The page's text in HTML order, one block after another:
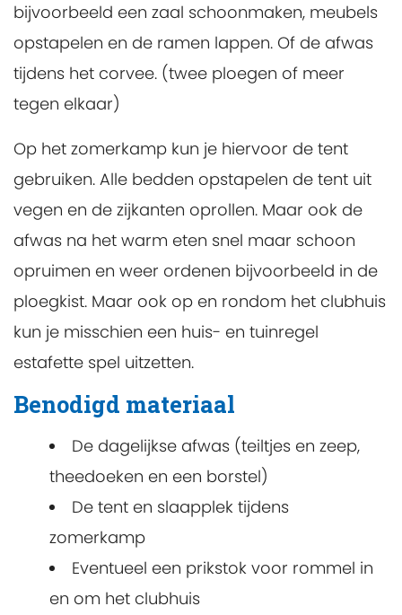
bijvoorbeeld een zaal schoonmaken, meubels
opstapelen en de ramen lappen. Of de afwas
tijdens het corvee. (twee ploegen of meer
tegen elkaar)
Op het zomerkamp kun je hiervoor de tent
gebruiken. Alle bedden opstapelen de tent uit
vegen en de zijkanten oprollen. Maar ook de
afwas na het warm eten snel maar schoon
opruimen en weer ordenen bijvoorbeeld in de
ploegkist. Maar ook op en rondom het clubhuis
kun je misschien een huis- en tuinregel
estafette spel uitzetten.
Benodigd materiaal
De dagelijkse afwas (teiltjes en zeep,
theedoeken en een borstel)
De tent en slaapplek tijdens
zomerkamp
Eventueel een prikstok voor rommel in
en om het clubhuis